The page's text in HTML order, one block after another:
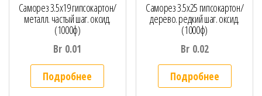
Саморез 3.5х19 гипсокартон/
металл. частый шаг. оксид.
(1000ф)
Br 0.01
Подробнее
Саморез 3.5х25 гипсокартон/
дерево. редкий шаг. оксид.
(1000ф)
Br 0.02
Подробнее